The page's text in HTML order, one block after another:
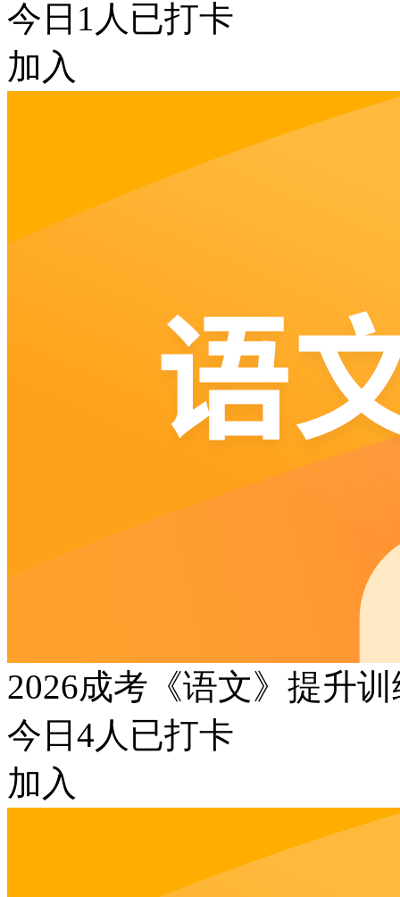
今日 1 人已打卡
加入
2026成考《语文》提升
今日 4人已打卡
加入